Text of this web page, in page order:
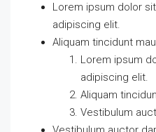
Lorem ipsum dolor
adipiscing elit.
Aliquam tincidunt
Lorem ipsum
adipiscing elit.
Aliquam
Vestibulum